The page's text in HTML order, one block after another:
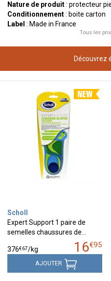
Nature de produit: protecteur
Conditionnement: boite carton
Label : Made in France
Tous les
Découvrez
Scholl
Expert Support 1 paire de
semelles chaussures de…
16€95
376€67/kg
AJOUTER